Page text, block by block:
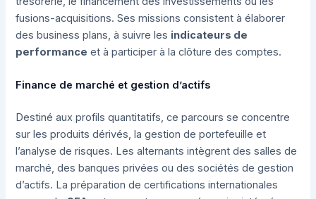
fusions-acquisitions. Ses missions consistent à élaborer
des business plans, à suivre les indicateurs de
performance et à participer à la clôture des comptes.
Finance de marché et gestion d’actifs
Destiné aux profils quantitatifs, ce parcours se concentre
sur les produits dérivés, la gestion de portefeuille et
l’analyse de risques. Les alternants intègrent des salles de
marché, des banques privées ou des sociétés de gestion
d’actifs. La préparation de certifications internationales